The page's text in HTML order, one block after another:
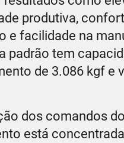
produtiva,
e facilidade na
padrão tem
de 3.086 kgf e
dos comandos do
está